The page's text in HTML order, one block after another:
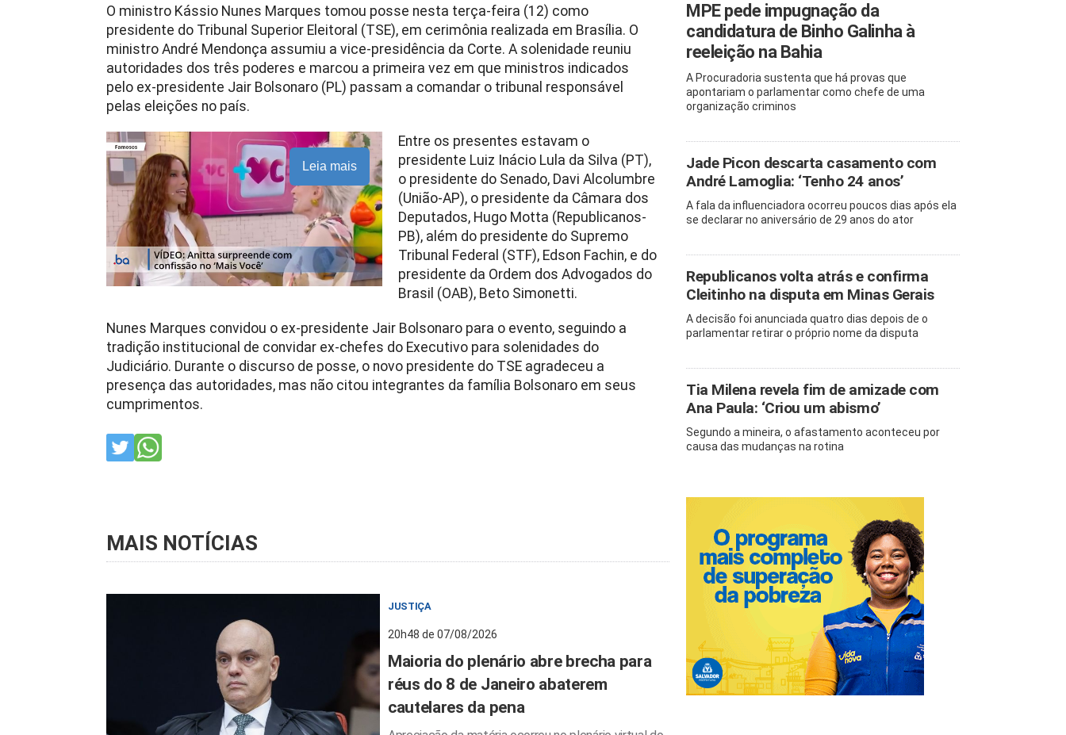
O ministro Kássio Nunes Marques tomou posse nesta terça-feira (12) como
presidente do Tribunal Superior Eleitoral (TSE), em cerimônia realizada em Brasília. O
ministro André Mendonça assumiu a vice-presidência da Corte. A solenidade reuniu
autoridades dos três poderes e marcou a primeira vez em que ministros indicados
pelo ex-presidente Jair Bolsonaro (PL) passam a comandar o tribunal responsável
pelas eleições no país.
Leia mais
Entre os presentes estavam o
presidente Luiz Inácio Lula da Silva (PT),
o presidente do Senado, Davi Alcolumbre
(União-AP), o presidente da Câmara dos
Deputados, Hugo Motta (Republicanos-
PB), além do presidente do Supremo
Tribunal Federal (STF), Edson Fachin, e do
presidente da Ordem dos Advogados do
Brasil (OAB), Beto Simonetti.
Nunes Marques convidou o ex-presidente Jair Bolsonaro para o evento, seguindo a
tradição institucional de convidar ex-chefes do Executivo para solenidades do
Judiciário. Durante o discurso de posse, o novo presidente do TSE agradeceu a
presença das autoridades, mas não citou integrantes da família Bolsonaro em seus
cumprimentos.
MAIS NOTÍCIAS
JUSTIÇA
20h48 de 07/08/2026
Maioria do plenário abre brecha para
réus do 8 de Janeiro abaterem
cautelares da pena
MPE pede impugnação da
candidatura de Binho Galinha à
reeleição na Bahia
A Procuradoria sustenta que há provas que
apontariam o parlamentar como chefe de uma
organização criminos
Jade Picon descarta casamento com
André Lamoglia: ‘Tenho 24 anos’
A fala da influenciadora ocorreu poucos dias após ela
se declarar no aniversário de 29 anos do ator
Republicanos volta atrás e confirma
Cleitinho na disputa em Minas Gerais
A decisão foi anunciada quatro dias depois de o
parlamentar retirar o próprio nome da disputa
Tia Milena revela fim de amizade com
Ana Paula: ‘Criou um abismo’
Segundo a mineira, o afastamento aconteceu por
causa das mudanças na rotina